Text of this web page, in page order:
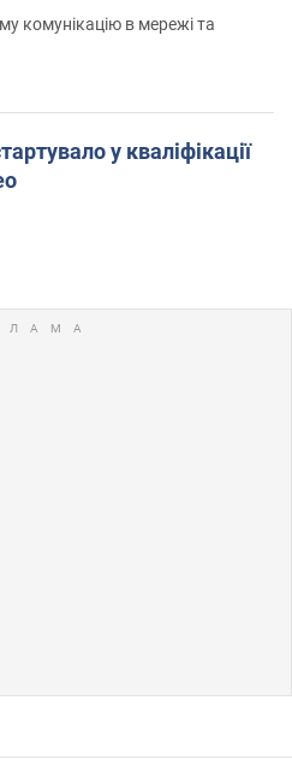
комунікацію в мережі та
у кваліфікації